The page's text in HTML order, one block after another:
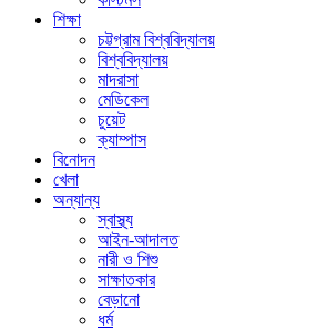
শিক্ষা
চট্টগ্রাম বিশ্ববিদ্যালয়
বিশ্ববিদ্যালয়
মাদরাসা
মেডিকেল
চুয়েট
ক্যাম্পাস
বিনোদন
খেলা
অন্যান্য
স্বাস্থ্য
আইন-আদালত
নারী ও শিশু
সাক্ষাতকার
বেড়ানো
ধর্ম